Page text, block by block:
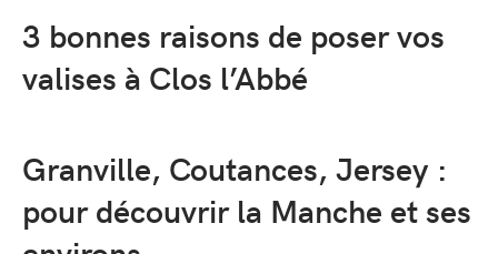
3 bonnes raisons de poser vos
valises à Clos l’Abbé
Granville, Coutances, Jersey :
pour découvrir la Manche et ses